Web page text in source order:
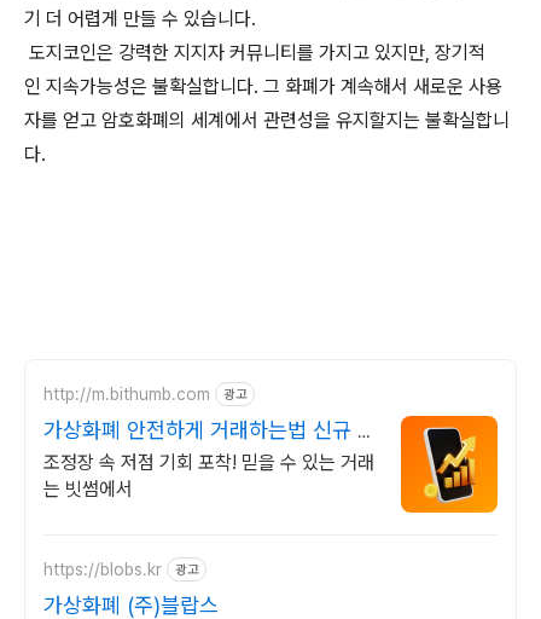
기 더 어렵게 만들 수 있습니다.
도지코인은 강력한 지지자 커뮤니티를 가지고 있지만, 장기적
인 지속가능성은 불확실합니다. 그 화폐가 계속해서 새로운 사용
자를 얻고 암호화폐의 세계에서 관련성을 유지할지는 불확실합니
다.
http://m.bithumb.com 광고
가상화폐 안전하게 거래하는법 신규 가
입 시 5만원 혜택
조정장 속 저점 기회 포착! 믿을 수 있는 거래
는 빗썸에서
https://blobs.kr 광고
가상화폐 (주)블랍스